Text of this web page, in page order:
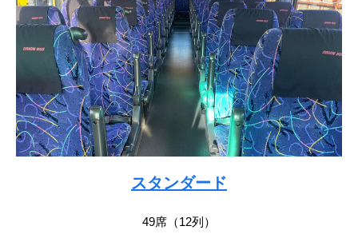
スタンダード
49席（12列）